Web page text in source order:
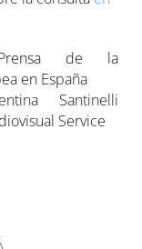
de la
en España
Santinelli
Service